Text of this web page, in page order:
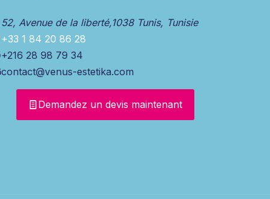
52, Avenue de la liberté,1038 Tunis, Tunisie
+33 1 84 20 86 28
+216 28 98 79 34
contact@venus-estetika.com
Demandez un devis maintenant